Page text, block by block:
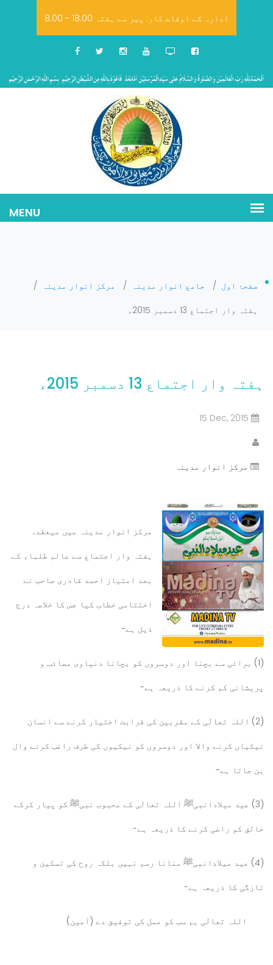
8.00 - 18.00 ادارہ کے اوقات کار: پیر سے ہفتہ
صفحۂ اول / جامع انوار مدینہ / مرکز انوار مدینہ
/
ہفتہ وار اجتماع 13 دسمبر 2015ء
ہفتہ وار اجتماع 13 دسمبر 2015ء
15 Dec, 2015
مرکز انوار مدینہ
مرکز انوار مدینہ میں میعقدہ
ہفتہ وار اجتماع سے عالم طلباء کے
بعد امتیاز احمد قادری صاحب نے
اختتامی خطاب کیا جس کا خلاصہ درج
ذیل ہے-
(1) برائی سے بچنا اور دوسروں کو بچانا دنیاوی مصائب و
پریشانی کم کرنے کا ذریعہ ہے-
(2) اللہ تعالٰی کے مقربین کی قرابت اختیار کرنے سے انسان
نیکیاں کرنے والا اور دوسروں کو نیکیوں کی طرف راغب کرنے وال
بن جاتا ہے-
(3) عید میلادانبی
ﷺ اللہ تعالٰی کے محبوب نبیﷺ کو پیار کرکے
خالق کو راضی کرنے کا ذریعہ ہے-
(4) عید میلادانبیﷺ منانا رسم نہیں بلکہ روح کی تسکین و
تازگی کا ذریعہ ہے-
اللہ تعالٰی ہم سب کو عمل کی توفیق دے (آمین)